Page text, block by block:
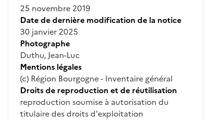
25 novembre 2019
Date de dernière modification de la notice
30 janvier 2025
Photographe
Duthu, Jean-Luc
Mentions légales
(c) Région Bourgogne - Inventaire général
Droits de reproduction et de réutilisation
reproduction soumise à autorisation du
titulaire des droits d'exploitation